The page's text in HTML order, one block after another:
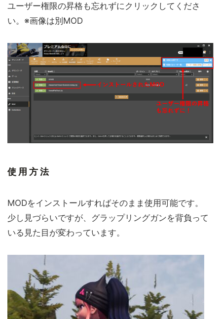
ユーザー権限の昇格も忘れずにクリックしてくださ
い。※画像は別MOD
使用方法
MODをインストールすればそのまま使用可能です。
少し見づらいですが、グラップリングガンを背負って
いる見た目が変わっています。